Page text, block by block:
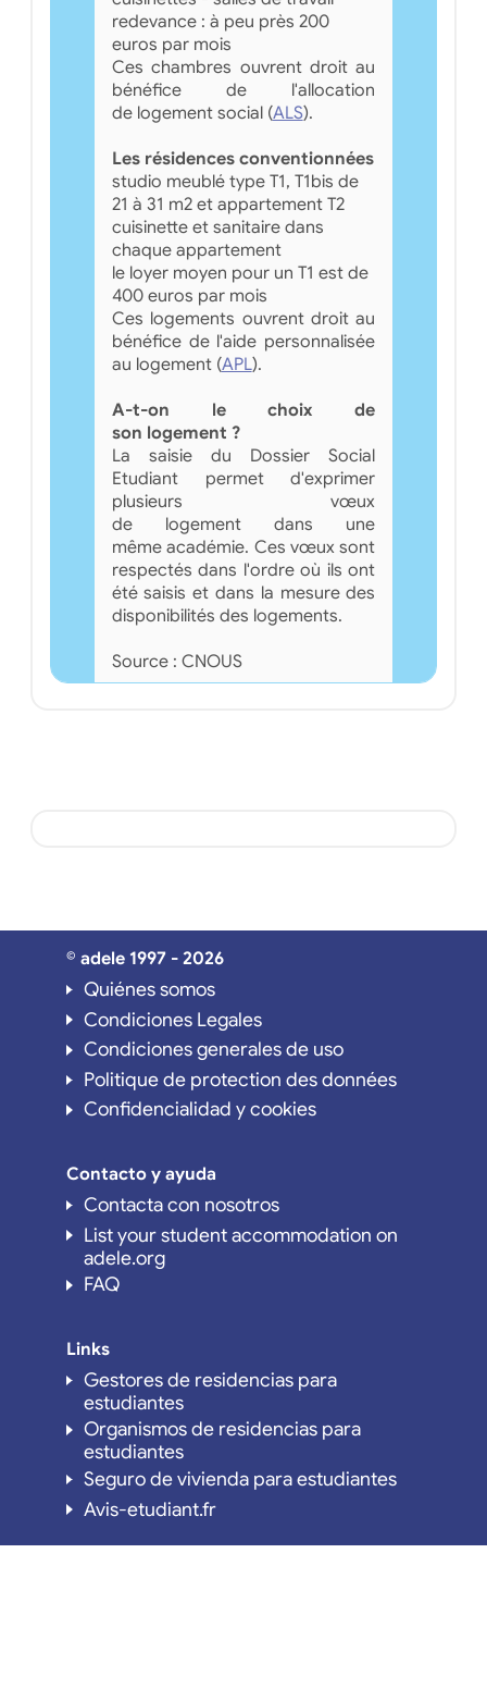
redevance : à peu près 200
euros par mois
Ces chambres ouvrent droit au
bénéfice de l'allocation
de logement social (ALS).
Les résidences conventionnées
studio meublé type T1, T1bis de
21 à 31 m2 et appartement T2
cuisinette et sanitaire dans
chaque appartement
le loyer moyen pour un T1 est de
400 euros par mois
Ces logements ouvrent droit au
bénéfice de l'aide personnalisée
au logement (APL).
A-t-on le choix de
son logement ?
La saisie du Dossier Social
Etudiant permet d'exprimer
plusieurs vœux
de logement dans une
même académie. Ces vœux sont
respectés dans l'ordre où ils ont
été saisis et dans la mesure des
disponibilités des logements.
Source : CNOUS
© adele 1997 - 2026
Quiénes somos
Condiciones Legales
Condiciones generales de uso
Politique de protection des données
Confidencialidad y cookies
Contacto y ayuda
Contacta con nosotros
List your student accommodation on
adele.org
FAQ
Links
Gestores de residencias para
estudiantes
Organismos de residencias para
estudiantes
Seguro de vivienda para estudiantes
Avis-etudiant.fr